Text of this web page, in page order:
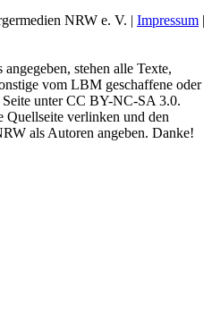
NRW e. V. | Impressum |
stehen alle Texte,
vom LBM geschaffene oder
unter CC BY-NC-SA 3.0.
verlinken und den
als Autoren angeben. Danke!